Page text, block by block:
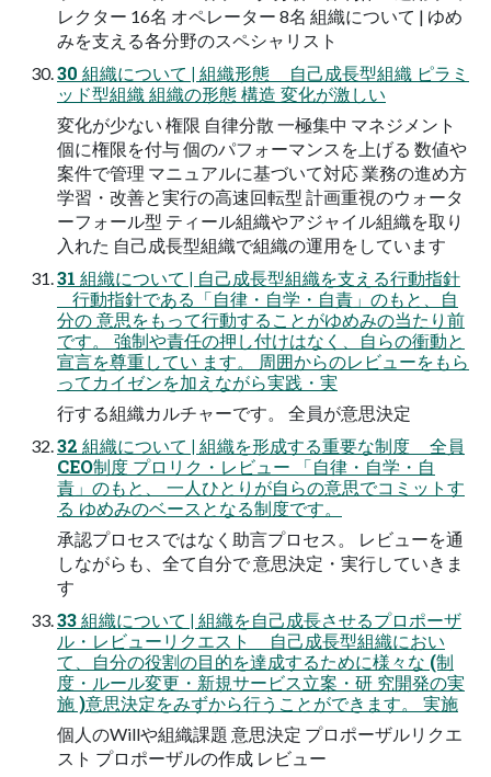
レクター 16名 オペレーター 8名 組織について | ゆめ
みを支える各分野のスペシャリスト
30 組織について | 組織形態 自己成長型組織 ピラミ
ッド型組織 組織の形態 構造 変化が激しい
変化が少ない 権限 自律分散 一極集中 マネジメント
個に権限を付与 個のパフォーマンスを上げる 数値や
案件で管理 マニュアルに基づいて対応 業務の進め方
学習・改善と実行の高速回転型 計画重視のウォータ
ーフォール型 ティール組織やアジャイル組織を取り
入れた 自己成長型組織で組織の運用をしています
31 組織について | 自己成長型組織を支える行動指針
行動指針である「自律・自学・自責」のもと、自
分の 意思をもって行動することがゆめみの当たり前
です。 強制や責任の押し付けはなく、自らの衝動と
宣言を尊重してい ます。 周囲からのレビューをもら
ってカイゼンを加えながら実践・実
行する組織カルチャーです。 全員が意思決定
32 組織について | 組織を形成する重要な制度 全員
CEO制度 プロリク・レビュー 「自律・自学・自
責」のもと、 一人ひとりが自らの意思でコミットす
る ゆめみのベースとなる制度です。
承認プロセスではなく助言プロセス。 レビューを通
しながらも、全て自分で 意思決定・実行していきま
す
33 組織について | 組織を自己成長させるプロポーザ
ル・レビューリクエスト 自己成長型組織におい
て、自分の役割の目的を達成するために様々な (制
度・ルール変更・新規サービス立案・研 究開発の実
施 )意思決定をみずから行うことができます。 実施
個人のWillや組織課題 意思決定 プロポーザルリクエ
スト プロポーザルの作成 レビュー